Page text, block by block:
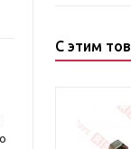
С этим